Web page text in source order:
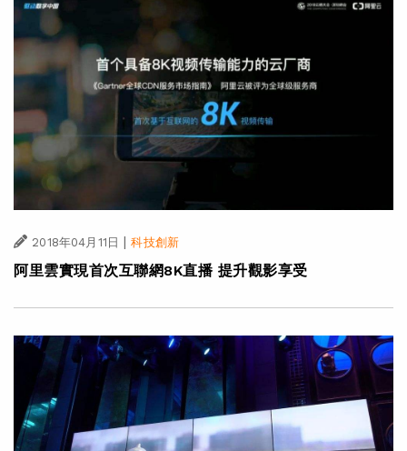
2018年04月11日 | 科技創新
阿里雲實現首次互聯網8K直播 提升觀影享受